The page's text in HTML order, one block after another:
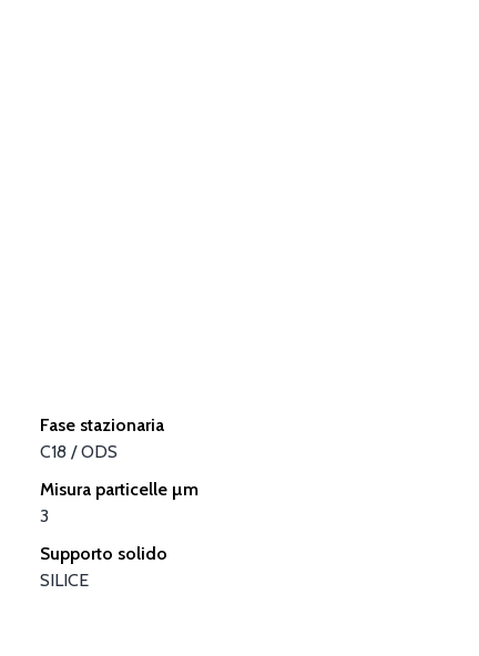
Fase stazionaria
C18 / ODS
Misura particelle µm
3
Supporto solido
SILICE